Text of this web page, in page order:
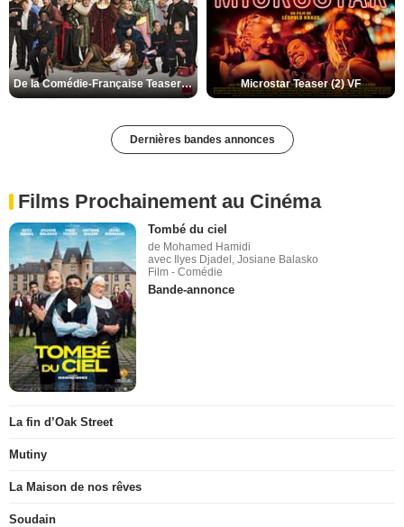
De la Comédie-Française Teaser (3) VF Microstar Teaser (2) VF
Dernières bandes annonces
Films Prochainement au Cinéma
Tombé du ciel
de Mohamed Hamidi
avec Ilyes Djadel, Josiane Balasko
Film - Comédie
Bande-annonce
La fin d’Oak Street
Mutiny
La Maison de nos rêves
Soudain